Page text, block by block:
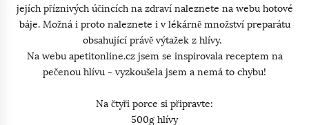
jejích příznivých účincích na zdraví naleznete na webu hotové
báje. Možná i proto naleznete i v lékárně množství preparátu
obsahující právě výtažek z hlívy.
Na webu apetitonline.cz jsem se inspirovala receptem na
pečenou hlívu - vyzkoušela jsem a nemá to chybu!
Na čtyři porce si připravte:
500g hlívy